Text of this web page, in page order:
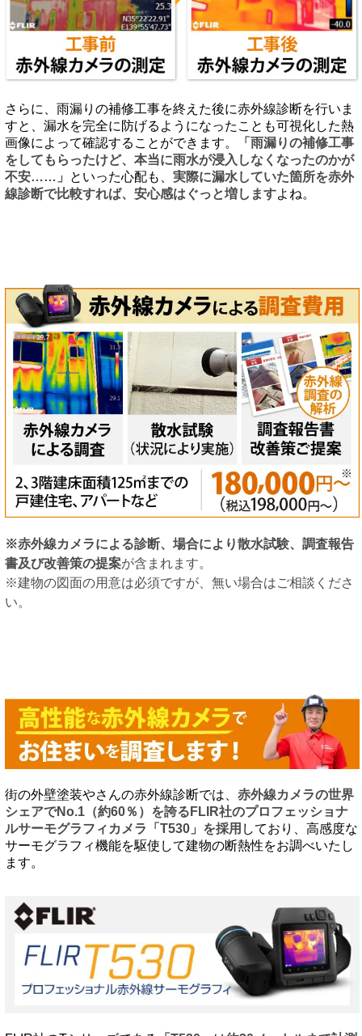
さらに、雨漏りの補修工事を終えた後に赤外線診断を行いま
すと、漏水を完全に防げるようになったことも可視化した熱
画像によって確認することができます。
「雨漏りの補修工事
をしてもらったけど、本当に雨水が浸入しなくなったのかが
不安……」
といった心配も、 実際に漏水していた箇所を赤外
線診断で比較すれば、安心感はぐっと増しますよね。
※赤外線カメラによる診断、場合により散水試験、調査報告
書及び改善策の提案が含まれます。
※建物の図面の用意は必須ですが、無い場合はご相談くださ
い。
街の外壁塗装やさんの赤外線診断では、 赤外線カメラの世界
シェアでNo.1（約60％）を誇るFLIR社のプロフェッショナ
ルサーモグラフィカメラ「T530」を採用 しており、高感度な
サーモグラフィ機能を駆使して建物の断熱性をお調べいたし
ます。